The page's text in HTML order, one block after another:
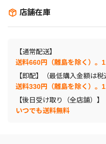
店舗在庫
【通常配送】
送料660円（離島を除く）。
【即配】（最低購入金額は税
送料330円（離島を除く）。
【後日受け取り（全店舗）】
いつでも送料無料